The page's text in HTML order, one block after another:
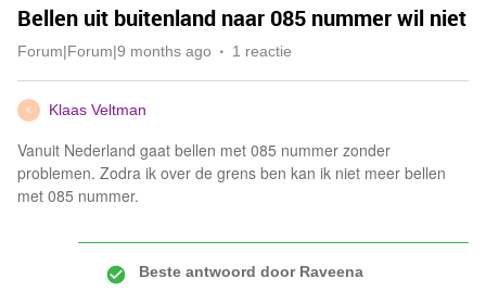
Bellen uit buitenland naar 085 nummer wil niet
Forum|Forum|9 months ago 1 reactie
K Klaas Veltman
Vanuit Nederland gaat bellen met 085 nummer zonder
problemen. Zodra ik over de grens ben kan ik niet meer bellen
met 085 nummer.
Beste antwoord doorRaveena